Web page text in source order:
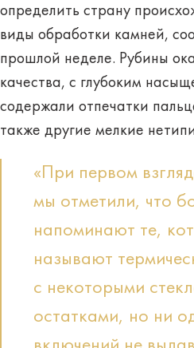
определить страну
виды обработки камней,
прошлой неделе. Рубины
качества, с глубоким
содержали отпечатки
также другие мелкие
«При первом
мы отметили, что
напоминают те,
называют
с некоторыми
остатками, но ни